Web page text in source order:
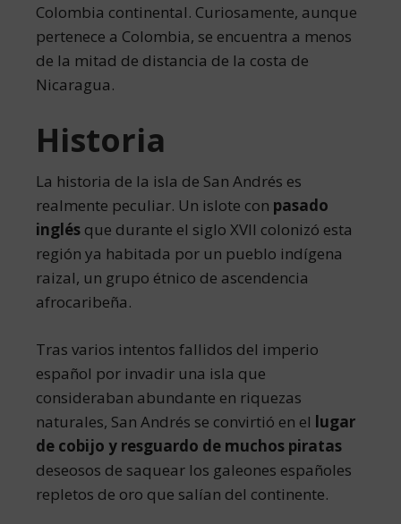
Colombia continental. Curiosamente, aunque
pertenece a Colombia, se encuentra a menos
de la mitad de distancia de la costa de
Nicaragua.
Historia
La historia de la isla de San Andrés es
realmente peculiar. Un islote con pasado
inglés que durante el siglo XVII colonizó esta
región ya habitada por un pueblo indígena
raizal, un grupo étnico de ascendencia
afrocaribeña.
Tras varios intentos fallidos del imperio
español por invadir una isla que
consideraban abundante en riquezas
naturales, San Andrés se convirtió en el lugar
de cobijo y resguardo de muchos piratas
deseosos de saquear los galeones españoles
repletos de oro que salían del continente.